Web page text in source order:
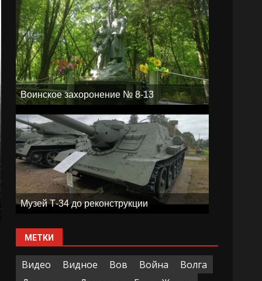
Воинское захоронение № 8-13
Музей Т-34 до реконструкции
МЕТКИ
Видео Видное Вов Война
Волга